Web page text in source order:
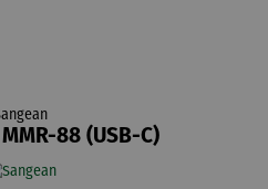
88 (USB-C)